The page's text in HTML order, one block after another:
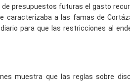
presupuestos futuras el gasto
caracterizaba a las famas de
para que las restricciones al
muestra que las reglas sobre